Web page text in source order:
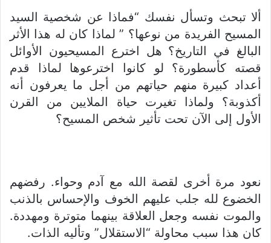
ألا تبحث وتسأل نفسك “فماذا عن شخصية السيد
المسيح الفريدة من نوعها؟ ” لماذا كان له هذا الأثر
البالغ في التاريخ؟ هل اخترع المسيحيون الأوائل
قصته كأسطورة؟ لو كانوا اخترعوها لماذا قدم
أعداد كبيرة منهم حياتهم من أجل ما يعرفون أنه
أكذوبة؟ ولماذا تغيرت حياة الملايين من القرن
الأول إلى الآن تحت تأثير شخص المسيح؟
نعود مرة أخرى لقصة الله مع آدم وحواء. رفضهم
الخضوع لله جلب عليهم الخوف والإحساس بالذنب
والموت نفسه وجعل العلاقة بينهما متوترة ومهددة.
كان هذا سبب محاولة “الاستقلال” وتأليه الذات.